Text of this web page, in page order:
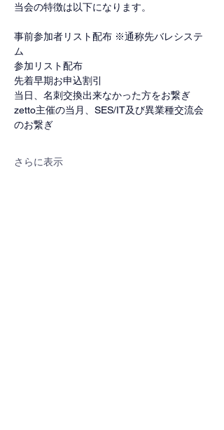
当会の特徴は以下になります。
事前参加者リスト配布 ※通称先バレシステ
ム
参加リスト配布
先着早期お申込割引
当日、名刺交換出来なかった方をお繋ぎ
zetto主催の当月、SES/IT及び異業種交流会
のお繋ぎ
さらに表示